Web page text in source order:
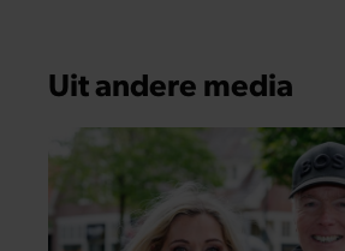
Uit andere media